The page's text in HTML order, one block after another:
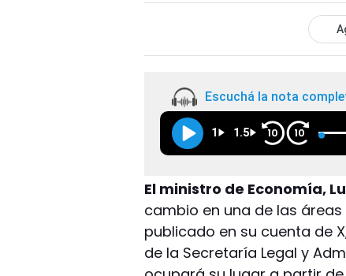
Escuchá la nota
1 1.5 10 10
El ministro de Economía,
cambio en una de las
publicado en su cuenta de
de la Secretaría Legal y